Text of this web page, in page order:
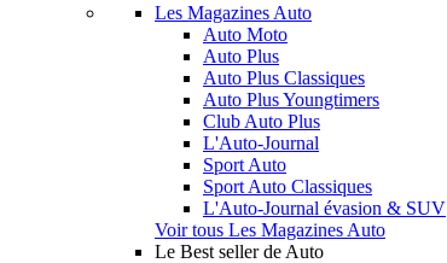
Les Magazines Auto
Auto Moto
Auto Plus
Auto Plus Classiques
Auto Plus Youngtimers
Club Auto Plus
L'Auto-Journal
Sport Auto
Sport Auto Classiques
L'Auto-Journal évasion & SUV
Voir tous Les Magazines Auto
Le Best seller de Auto